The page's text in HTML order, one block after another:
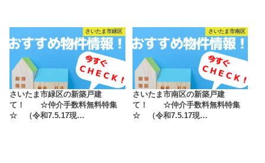
さいたま市緑区
さいたま市緑区の新築戸建
て！ ☆仲介手数料無料特集
☆ （令和7.5.17現…
さいたま市南区
さいたま市南区の新築戸建
て！ ☆仲介手数料無料特集
☆ （令和7.5.17現…